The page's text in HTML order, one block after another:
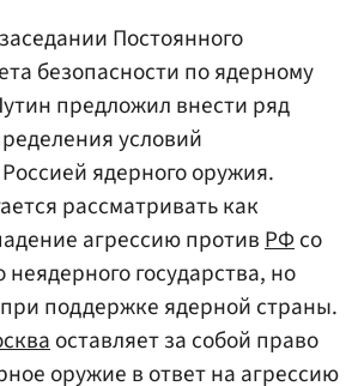
Постоянного
безопасности по ядерному
предложил внести ряд
условий
ядерного оружия.
рассматривать как
агрессию противРФсо
государства, но
поддержке ядерной страны.
оставляет за собой право
оружие в ответ на агрессию